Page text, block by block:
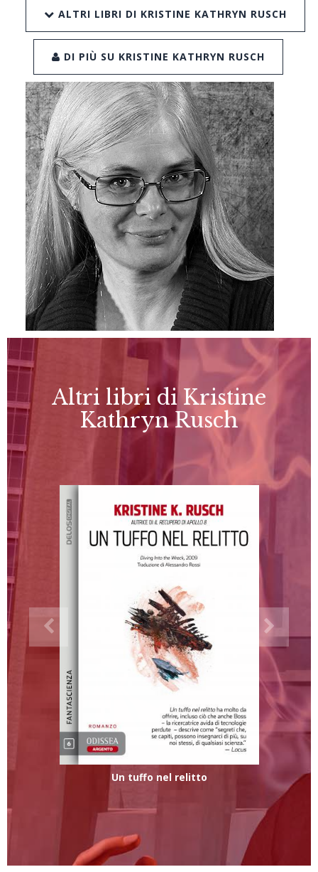
ALTRI LIBRI DI KRISTINE KATHRYN RUSCH
DI PIÙ SU KRISTINE KATHRYN RUSCH
Altri libri di Kristine
Kathryn Rusch
Un tuffo nel relitto